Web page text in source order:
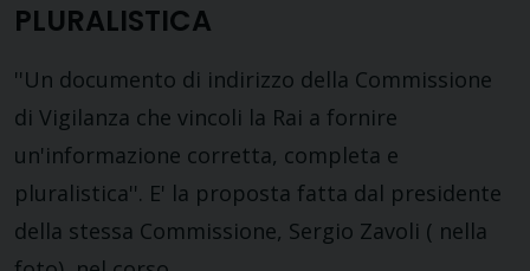
PLURALISTICA
''Un documento di indirizzo della Commissione
di Vigilanza che vincoli la Rai a fornire
un'informazione corretta, completa e
pluralistica''. E' la proposta fatta dal presidente
della stessa Commissione, Sergio Zavoli ( nella